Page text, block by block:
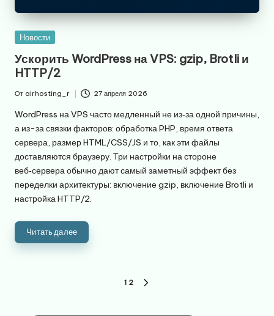
Опубликовано
Новости
Ускорить WordPress на VPS: gzip, Brotli и
HTTP/2
от
От airhosting_r 27 апреля 2026
WordPress на VPS часто медленный не из‑за одной причины,
а из-за связки факторов: обработка PHP, время ответа
сервера, размер HTML/CSS/JS и то, как эти файлы
доставляются браузеру. Три настройки на стороне
веб‑сервера обычно дают самый заметный эффект без
переделки архитектуры: включение gzip, включение Brotli и
настройка HTTP/2.
Читать далее
1 2